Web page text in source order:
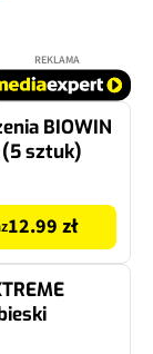
REKLAMA
BIOWIN
(5 sztuk)
12.99 zł